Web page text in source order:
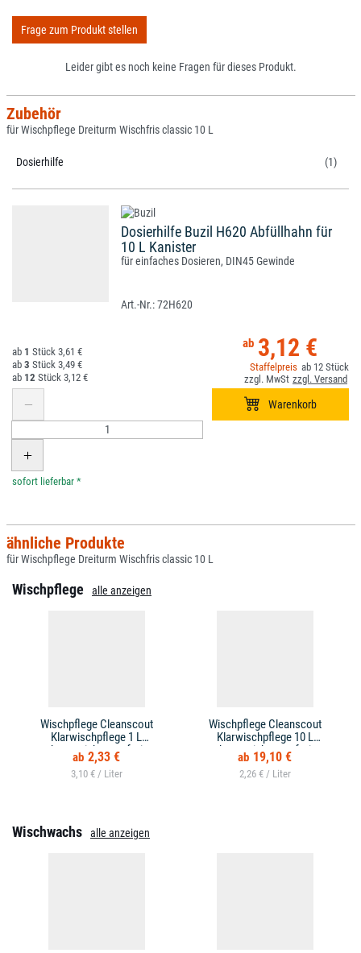
Frage zum Produkt stellen
Leider gibt es noch keine Fragen für dieses Produkt.
Zubehör
für Wischpflege Dreiturm Wischfris classic 10 L
Dosierhilfe (1)
Dosierhilfe Buzil H620 Abfüllhahn für
10 L Kanister
für einfaches Dosieren, DIN45 Gewinde
72H620
3,12 €
12
1
3,61 €
3
3,49 €
12
3,12 €
*
ähnliche Produkte
für Wischpflege Dreiturm Wischfris classic 10 L
Wischpflege alle anzeigen
Wischpflege Cleanscout
Klarwischpflege 1 L
kennzeichnungsfrei
2,33 €
3,10 € /
Wischpflege Cleanscout
Klarwischpflege 10 L
kennzeichnungsfrei
19,10 €
2,26 € /
Wischwachs alle anzeigen